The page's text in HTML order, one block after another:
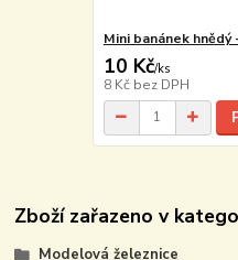
Mini banánek hnědý
10 Kč/ks
8 Kč bez DPH
Zboží zařazeno v
Modelová železnice